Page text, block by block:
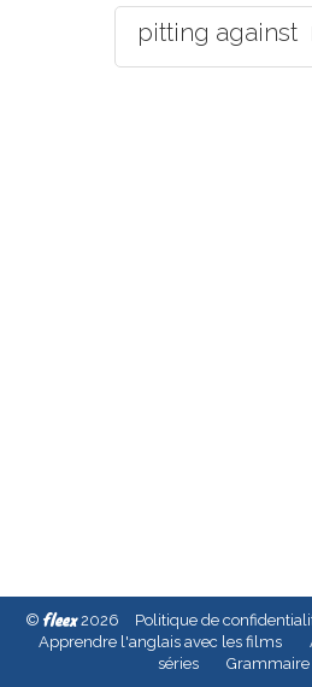
pitting against
© fleex2026 Politique de
Apprendre l'anglais avec les films
séries
Grammaire